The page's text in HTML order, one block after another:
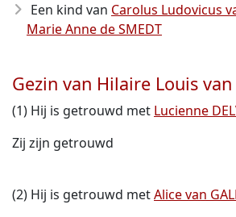
Een kind van Carolus Ludovicus
Marie Anne de SMEDT
Gezin van Hilaire Louis van
(1) Hij is getrouwd met Lucienne
Zij zijn getrouwd
(2) Hij is getrouwd metAlice van